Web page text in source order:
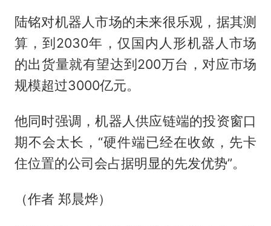
陆铭对机器人市场的未来很乐观，据其测
算，到2030年，仅国内人形机器人市场
的出货量就有望达到200万台，对应市场
规模超过3000亿元。
他同时强调，机器人供应链端的投资窗口
期不会太长，“硬件端已经在收敛，先卡
住位置的公司会占据明显的先发优势”。
（作者 郑晨烨）